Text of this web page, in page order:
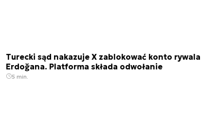
Turecki sąd nakazuje X zablokować konto rywala
Erdoğana. Platforma składa odwołanie
5 min.